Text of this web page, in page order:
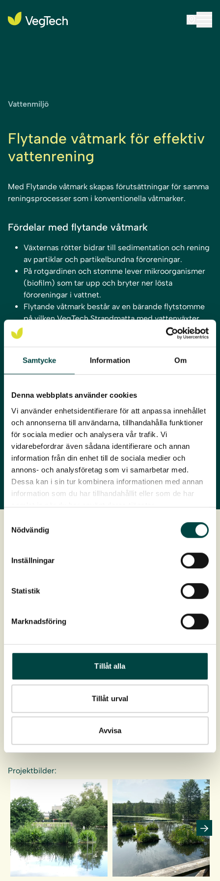
Samtycke Information Om
Denna webbplats använder cookies
Vi använder enhetsidentifierare för att anpassa innehållet
och annonserna till användarna, tillhandahålla funktioner
för sociala medier och analysera vår trafik. Vi
vidarebefordrar även sådana identifierare och annan
information från din enhet till de sociala medier och
annons- och analysföretag som vi samarbetar med.
Dessa kan i sin tur kombinera informationen med annan
information som du har tillhandahållit eller som de har
samlat in när du har använt deras tjänster.
Nödvändig
Inställningar
Statistik
Marknadsföring
Tillåt alla
Tillåt urval
Avvisa
Vattenmiljö
Flytande våtmark för effektiv
vattenrening
Med Flytande våtmark skapas förutsättningar för samma
reningsprocesser som i konventionella våtmarker.
Fördelar med flytande våtmark
Växternas rötter bidrar till sedimentation och rening
av partiklar och partikelbundna föroreningar.
På rotgardinen och stomme lever mikroorganismer
(biofilm) som tar upp och bryter ner lösta
föroreningar i vattnet.
Flytande våtmark består av en bärande flytstomme
på vilken VegTechStrandmattamedvattenväxter
emot att hjälpa till!
Teknisk Guide
Projekt & inspiration
Flytande våtmark
Strandmatta etableras.
konventionell våtmark.
med vattenväxter etableras.
Projektbilder: